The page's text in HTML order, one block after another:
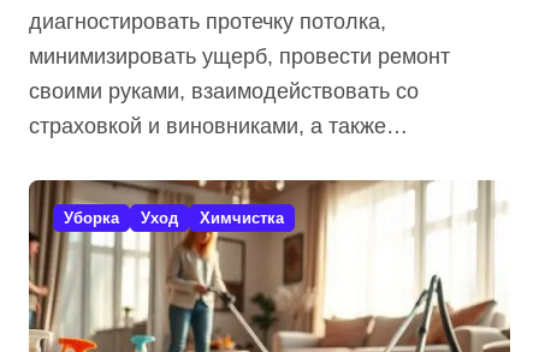
диагностировать протечку потолка,
минимизировать ущерб, провести ремонт
своими руками, взаимодействовать со
страховкой и виновниками, а также…
Уборка Уход Химчистка